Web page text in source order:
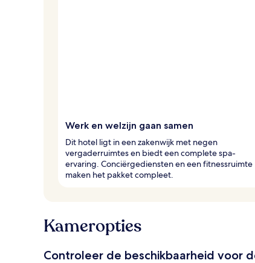
Werk en welzijn gaan samen
Dit hotel ligt in een zakenwijk met negen
vergaderruimtes en biedt een complete spa-
ervaring. Conciërgediensten en een fitnessruimte
maken het pakket compleet.
Kameropties
Controleer de beschikbaarheid voor